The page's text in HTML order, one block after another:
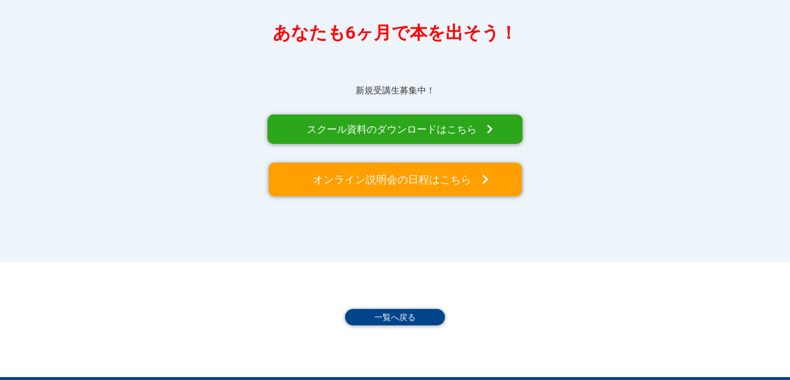
あなたも6ヶ月で本を出そう！
新規受講生募集中！
スクール資料のダウンロードはこちら
オンライン説明会の日程はこちら
一覧へ戻る